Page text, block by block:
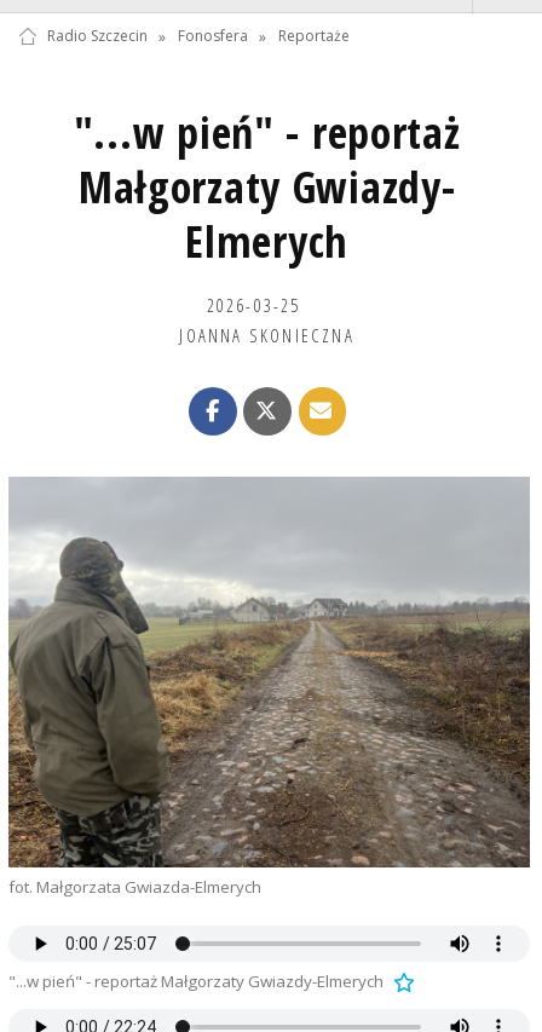
Radio Szczecin » Fonosfera » Reportaże
"...w pień" - reportaż
Małgorzaty Gwiazdy-
Elmerych
2026-03-25
JOANNA SKONIECZNA
fot. Małgorzata Gwiazda-Elmerych
"...w pień" - reportaż Małgorzaty Gwiazdy-Elmerych